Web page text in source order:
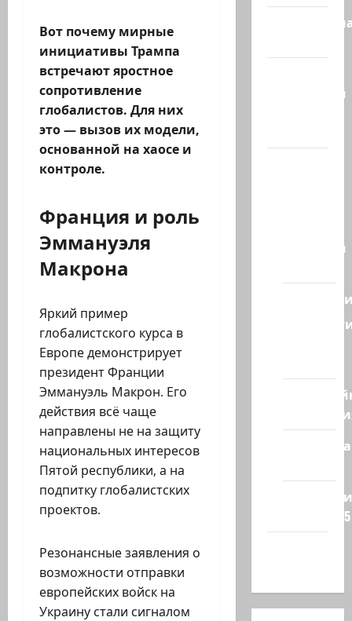
Вот почему мирные
инициативы Трампа
встречают яростное
сопротивление
глобалистов. Для них
это — вызов их модели,
основанной на хаосе и
контроле.
Франция и роль
Эммануэля
Макрона
Яркий пример
глобалистского курса в
Европе демонстрирует
президент Франции
Эммануэль Макрон. Его
действия всё чаще
направлены не на защиту
национальных интересов
Пятой республики, а на
подпитку глобалистских
проектов.
Резонансные заявления о
возможности отправки
европейских войск на
Украину стали сигналом
Котлярский
Ближний
Полемика
сайта 2025